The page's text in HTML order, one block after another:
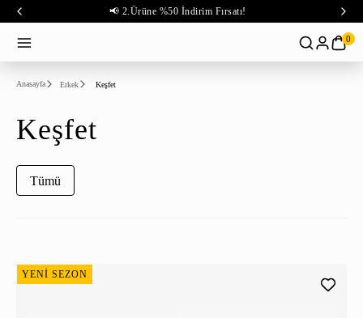
📢 2.Ürüne %50 İndirim Fırsatı!
0
Anasayfa Erkek Keşfet
Keşfet
Tümü
YENİ SEZON